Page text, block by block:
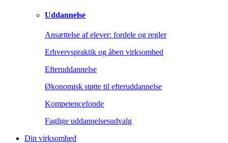
Uddannelse
Ansættelse af elever: fordele og regler
Erhvervspraktik og åben virksomhed
Efteruddannelse
Økonomisk støtte til efteruddannelse
Kompetencefonde
Faglige uddannelsesudvalg
Din virksomhed